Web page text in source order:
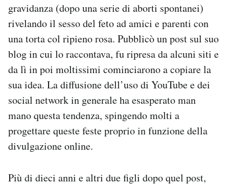
gravidanza (dopo una serie di aborti spontanei)
rivelando il sesso del feto ad amici e parenti con
una torta col ripieno rosa. Pubblicò un post sul suo
blog in cui lo raccontava, fu ripresa da alcuni siti e
da lì in poi moltissimi cominciarono a copiare la
sua idea. La diffusione dell’uso di YouTube e dei
social network in generale ha esasperato man
mano questa tendenza, spingendo molti a
progettare queste feste proprio in funzione della
divulgazione online.
Più di dieci anni e altri due figli dopo quel post,